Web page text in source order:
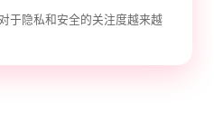
于隐私和安全的关注度越来越